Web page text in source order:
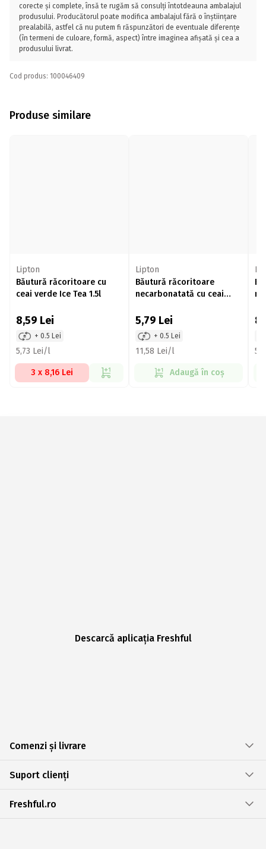
corecte și complete, însă te rugăm să consulți întotdeauna ambalajul
produsului. Producătorul poate modifica ambalajul fără o înștiințare
prealabilă, astfel că nu putem fi răspunzători de eventuale diferențe
(în termeni de culoare, formă, aspect) între imaginea afișată și cea a
produsului livrat.
Cod produs: 100046409
Produse similare
Lipton
Băutură răcoritoare cu
ceai verde Ice Tea 1.5l
8,59 Lei
+ 0.5 Lei
5,73 Lei/l
3 x 8,16 Lei
Lipton
Băutură răcoritoare
necarbonatată cu ceai
portocale și mango 500ml
5,79 Lei
+ 0.5 Lei
11,58 Lei/l
Adaugă în coș
Descarcă aplicația Freshful
Comenzi și livrare
Suport clienți
Freshful.ro